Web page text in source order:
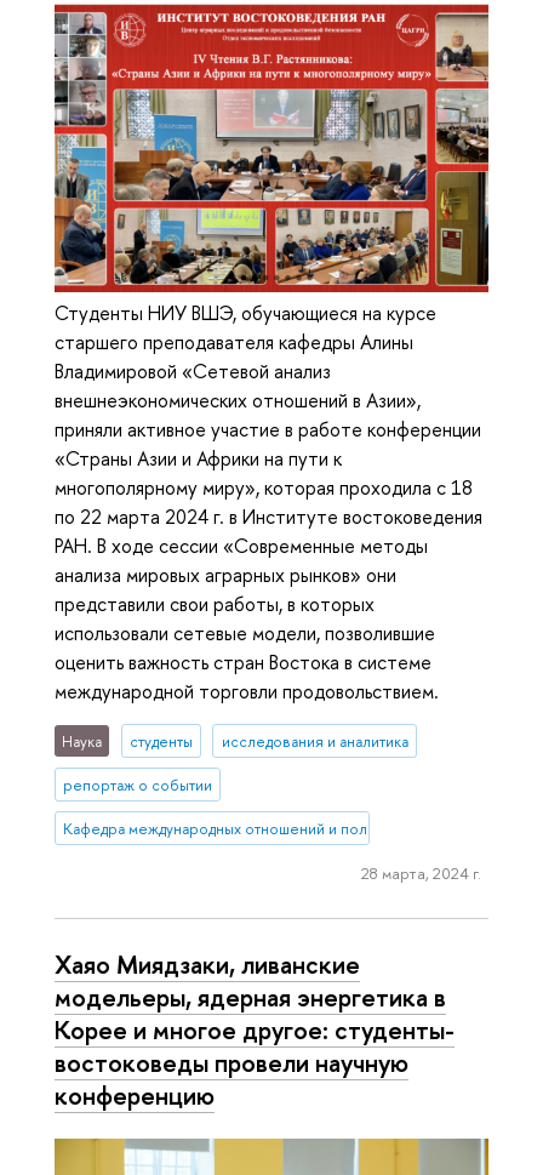
Студенты НИУ ВШЭ, обучающиеся на курсе
старшего преподавателя кафедры Алины
Владимировой «Сетевой анализ
внешнеэкономических отношений в Азии»,
приняли активное участие в работе конференции
«Страны Азии и Африки на пути к
многополярному миру», которая проходила с 18
по 22 марта 2024 г. в Институте востоковедения
РАН. В ходе сессии «Современные методы
анализа мировых аграрных рынков» они
представили свои работы, в которых
использовали сетевые модели, позволившие
оценить важность стран Востока в системе
международной торговли продовольствием.
Наука студенты исследования и аналитика
репортаж о событии
Кафедра международных отношений и политических процессов
28 марта, 2024 г.
Хаяо Миядзаки, ливанские
модельеры, ядерная энергетика в
Корее и многое другое: студенты-
востоковеды провели научную
конференцию